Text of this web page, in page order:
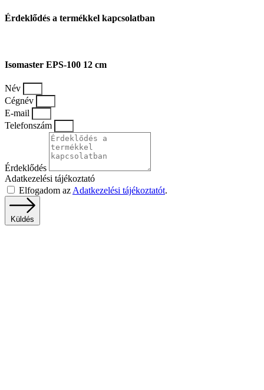
Érdeklődés a termékkel kapcsolatban
Isomaster EPS-100 12 cm
Név
Cégnév
E-mail
Telefonszám
Érdeklődés
Adatkezelési tájékoztató
Elfogadom az Adatkezelési tájékoztatót.
Küldés